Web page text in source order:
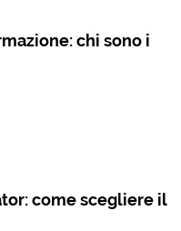
chi sono i
come scegliere il